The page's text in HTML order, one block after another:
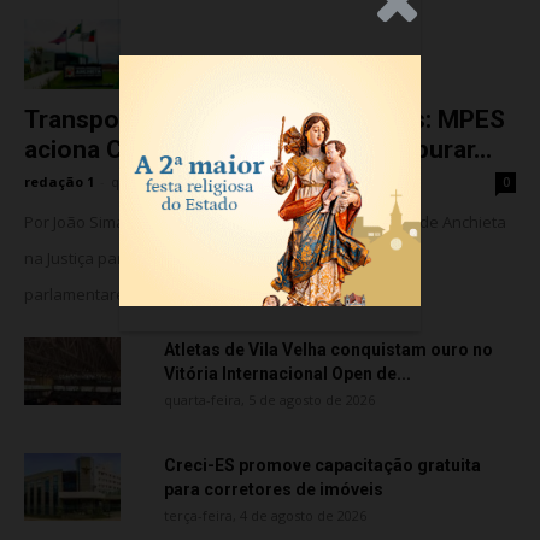
Transporte particular de pacientes: MPES
aciona Câmara de Anchieta para apurar...
redação 1 quarta-feira, 5 de agosto de 2026 0
Por João Simas – Jornalista O MPES acionou a Câmara de Anchieta
na Justiça para barrar o suposto uso de assessores
parlamentares no transporte de...
Atletas de Vila Velha conquistam ouro no
Vitória Internacional Open de...
Creci-ES promove capacitação gratuita
para corretores de imóveis